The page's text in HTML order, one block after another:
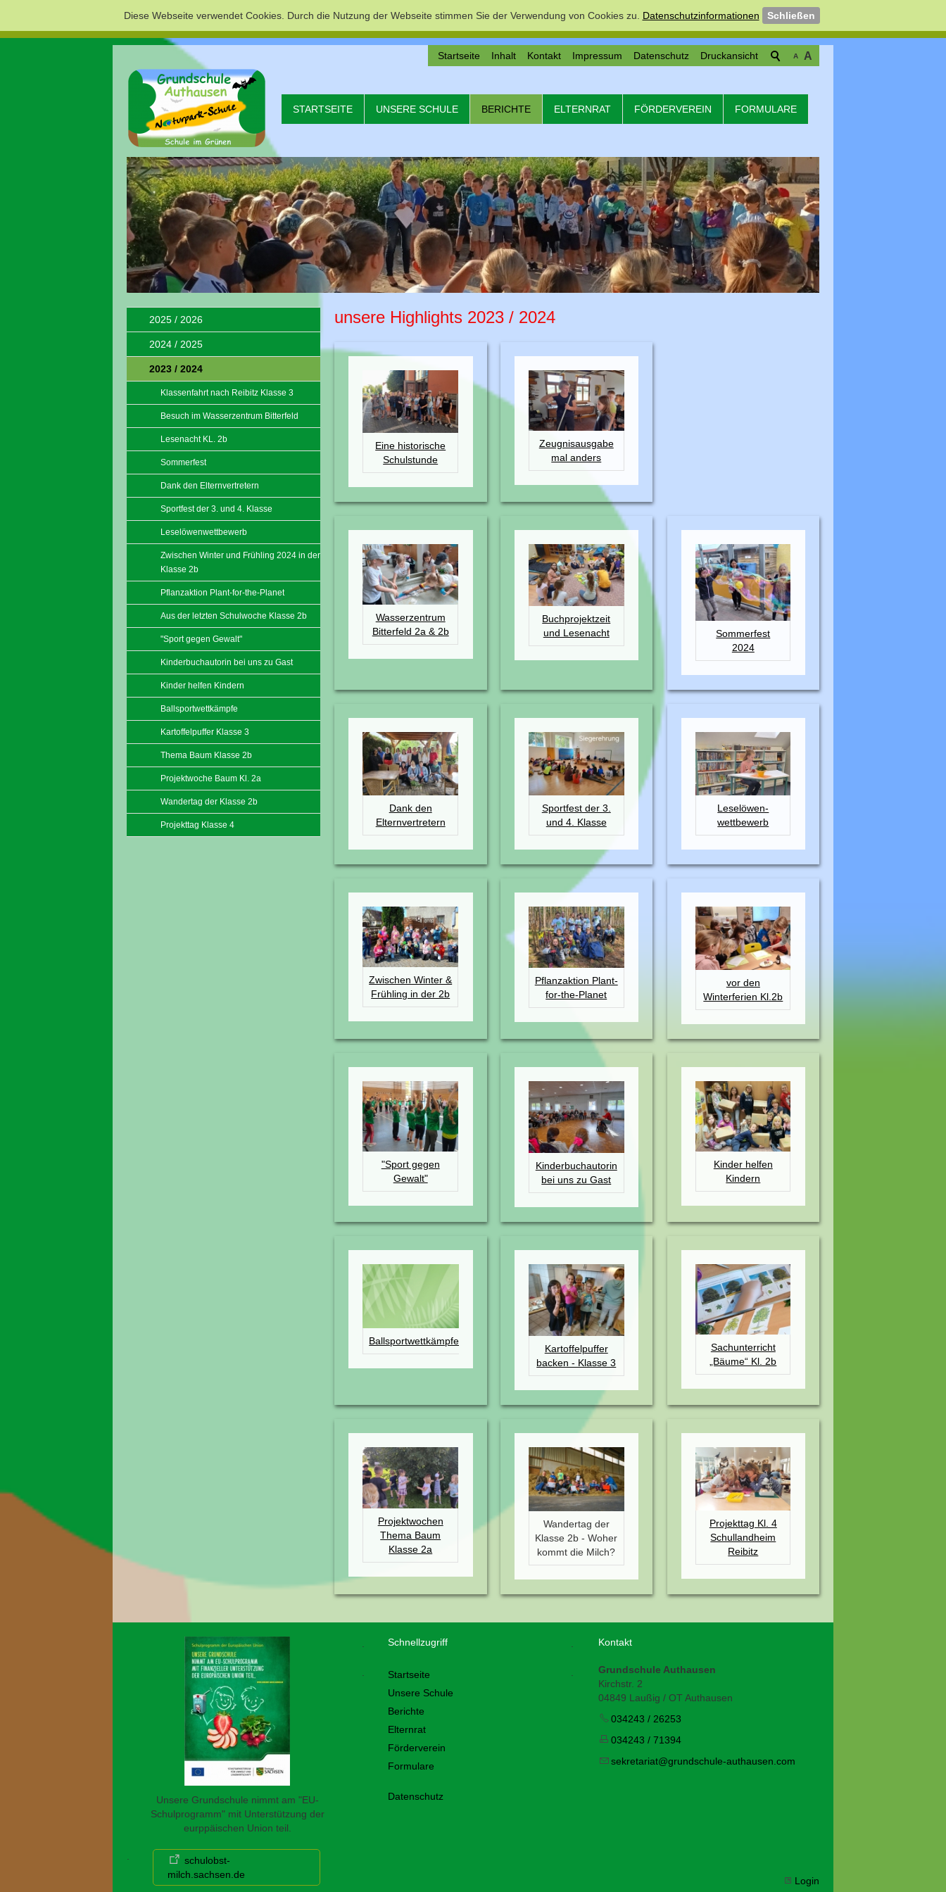
Diese Webseite verwendet Cookies. Durch die Nutzung der Webseite stimmen Sie der Verwendung von Cookies zu. Datenschutzinformationen Schließen
A A
Startseite Inhalt Kontakt Impressum Datenschutz Druckansicht
STARTSEITE UNSERE SCHULE BERICHTE ELTERNRAT FÖRDERVEREIN FORMULARE
2025 / 2026
2024 / 2025
2023 / 2024
Klassenfahrt nach Reibitz Klasse 3
Besuch im Wasserzentrum Bitterfeld
Lesenacht KL. 2b
Sommerfest
Dank den Elternvertretern
Sportfest der 3. und 4. Klasse
Leselöwenwettbewerb
Zwischen Winter und Frühling 2024 in der
Klasse 2b
Pflanzaktion Plant-for-the-Planet
Aus der letzten Schulwoche Klasse 2b
"Sport gegen Gewalt"
Kinderbuchautorin bei uns zu Gast
Kinder helfen Kindern
Ballsportwettkämpfe
Kartoffelpuffer Klasse 3
Thema Baum Klasse 2b
Projektwoche Baum Kl. 2a
Wandertag der Klasse 2b
Projekttag Klasse 4
unsere Highlights 2023 / 2024
Eine historische
Schulstunde
Zeugnisausgabe
mal anders
Wasserzentrum
Bitterfeld 2a & 2b
Buchprojektzeit
und Lesenacht
Sommerfest
2024
Dank den
Elternvertretern
Sportfest der 3.
und 4. Klasse
Leselöwen-
wettbewerb
Zwischen Winter &
Frühling in der 2b
Pflanzaktion Plant-
for-the-Planet
vor den
Winterferien Kl.2b
"Sport gegen
Gewalt"
Kinderbuchautorin
bei uns zu Gast
Kinder helfen
Kindern
Ballsportwettkämpfe
Kartoffelpuffer
backen - Klasse 3
Sachunterricht
„Bäume“ Kl. 2b
Projektwochen
Thema Baum
Klasse 2a
Wandertag der
Klasse 2b - Woher
kommt die Milch?
Projekttag Kl. 4
Schullandheim
Reibitz
Unsere Grundschule nimmt am "EU-
Schulprogramm" mit Unterstützung der
eurppäischen Union teil.
schulobst-
milch.sachsen.de
Schnellzugriff
Startseite
Unsere Schule
Berichte
Elternrat
Förderverein
Formulare
Datenschutz
Kontakt
Grundschule Authausen
Kirchstr. 2
04849 Laußig / OT Authausen
034243 / 26253
034243 / 71394
s kr t r t gr ndsch l - th s n c m
Login